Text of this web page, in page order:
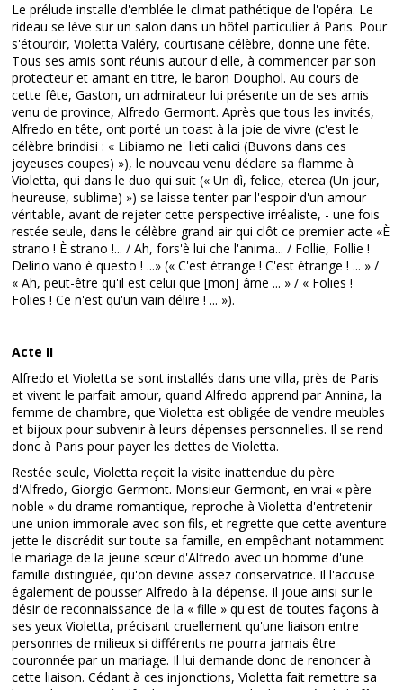
Le prélude installe d'emblée le climat pathétique de l'opéra. Le
rideau se lève sur un salon dans un hôtel particulier à Paris. Pour
s'étourdir, Violetta Valéry, courtisane célèbre, donne une fête.
Tous ses amis sont réunis autour d'elle, à commencer par son
protecteur et amant en titre, le baron Douphol. Au cours de
cette fête, Gaston, un admirateur lui présente un de ses amis
venu de province, Alfredo Germont. Après que tous les invités,
Alfredo en tête, ont porté un toast à la joie de vivre (c'est le
célèbre brindisi : « Libiamo ne' lieti calici (Buvons dans ces
joyeuses coupes) »), le nouveau venu déclare sa flamme à
Violetta, qui dans le duo qui suit (« Un dì, felice, eterea (Un jour,
heureuse, sublime) ») se laisse tenter par l'espoir d'un amour
véritable, avant de rejeter cette perspective irréaliste, - une fois
restée seule, dans le célèbre grand air qui clôt ce premier acte «È
strano ! È strano !... / Ah, fors'è lui che l'anima... / Follie, Follie !
Delirio vano è questo ! ...» (« C'est étrange ! C'est étrange ! ... » /
« Ah, peut-être qu'il est celui que [mon] âme ... » / « Folies !
Folies ! Ce n'est qu'un vain délire ! ... »).
Acte II
Alfredo et Violetta se sont installés dans une villa, près de Paris
et vivent le parfait amour, quand Alfredo apprend par Annina, la
femme de chambre, que Violetta est obligée de vendre meubles
et bijoux pour subvenir à leurs dépenses personnelles. Il se rend
donc à Paris pour payer les dettes de Violetta.
Restée seule, Violetta reçoit la visite inattendue du père
d'Alfredo, Giorgio Germont. Monsieur Germont, en vrai « père
noble » du drame romantique, reproche à Violetta d'entretenir
une union immorale avec son fils, et regrette que cette aventure
jette le discrédit sur toute sa famille, en empêchant notamment
le mariage de la jeune sœur d'Alfredo avec un homme d'une
famille distinguée, qu'on devine assez conservatrice. Il l'accuse
également de pousser Alfredo à la dépense. Il joue ainsi sur le
désir de reconnaissance de la « fille » qu'est de toutes façons à
ses yeux Violetta, précisant cruellement qu'une liaison entre
personnes de milieux si différents ne pourra jamais être
couronnée par un mariage. Il lui demande donc de renoncer à
cette liaison. Cédant à ces injonctions, Violetta fait remettre sa